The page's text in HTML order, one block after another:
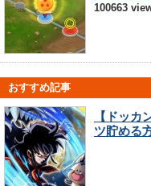
100663
おすすめ記事
【ドッカ
ツ貯める